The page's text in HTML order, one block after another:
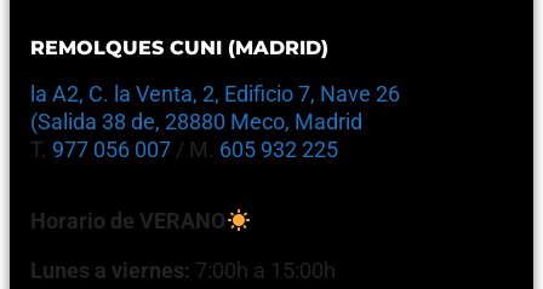
REMOLQUES CUNI (MADRID)
la A2, C. la Venta, 2, Edificio 7, Nave 26
(Salida 38 de, 28880 Meco, Madrid
T. 977 056 007 / M. 605 932 225
Horario de VERANO
Lunes a viernes: 7:00h a 15:00h